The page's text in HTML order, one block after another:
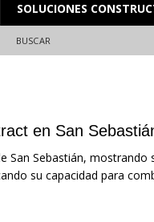
NACIONAL
SOLUCIONES
BUSCAR
en San
San Sebastián,
su capacidad para